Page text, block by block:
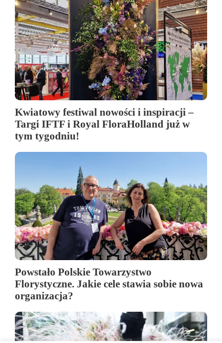
Kwiatowy festiwal nowości i inspiracji –
Targi IFTF i Royal FloraHolland już w
tym tygodniu!
Powstało Polskie Towarzystwo
Florystyczne. Jakie cele stawia sobie nowa
organizacja?